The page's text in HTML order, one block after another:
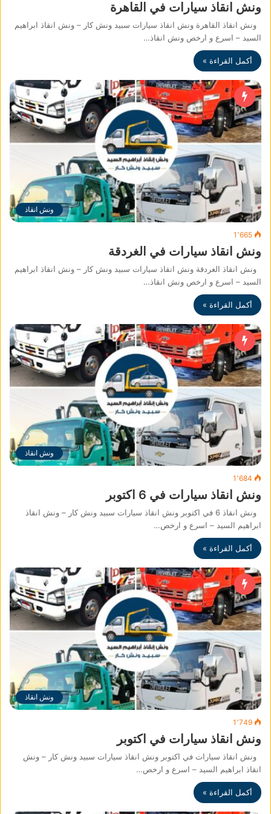
ونش انقاذ سيارات في القاهرة
ونش انقاذ القاهرة ونش انقاذ سيارات سبيد ونش كار – ونش انقاذ ابراهيم
السيد – اسرع و ارخص ونش انقاذ…
أكمل القراءة »
ونش انقاذ
1٬665
ونش انقاذ سيارات في الغردقة
ونش انقاذ الغردقة ونش انقاذ سيارات سبيد ونش كار – ونش انقاذ ابراهيم
السيد – اسرع و ارخص ونش انقاذ…
أكمل القراءة »
ونش انقاذ
1٬684
ونش انقاذ سيارات في 6 اكتوبر
ونش انقاذ 6 في اكتوبر ونش انقاذ سيارات سبيد ونش كار – ونش انقاذ
ابراهيم السيد – اسرع و ارخص…
أكمل القراءة »
ونش انقاذ
1٬749
ونش انقاذ سيارات في اكتوبر
ونش انقاذ سيارات في اكتوبر ونش انقاذ سيارات سبيد ونش كار – ونش
انقاذ ابراهيم السيد – اسرع و ارخص…
أكمل القراءة »